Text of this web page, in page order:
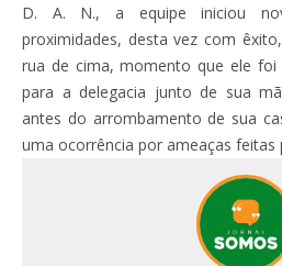
D. A. N., a equipe iniciou
proximidades, desta vez com
rua de cima, momento que ele foi
para a delegacia junto de sua
antes do arrombamento de sua
uma ocorrência por ameaças feitas